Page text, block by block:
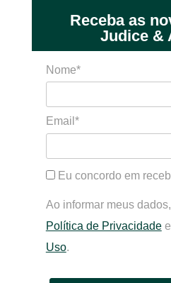
Receba as
Judice &
Nome*
Email*
Eu concordo em
Ao informar meus
Política de Privacidadee
Uso.